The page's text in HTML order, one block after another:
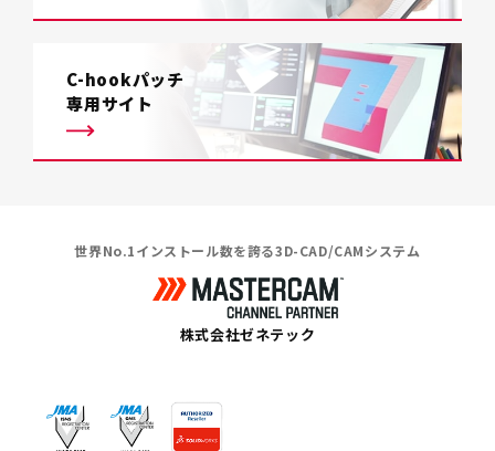
C-hookパッチ
専用サイト
世界No.1インストール数を誇る3D-CAD/CAMシステム
株式会社ゼネテック